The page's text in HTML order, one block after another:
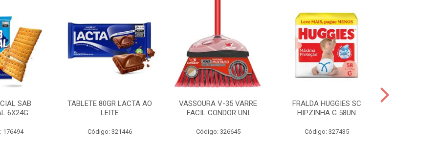
SAB
6X24G
176494
TABLETE 80GR LACTA AO
LEITE
Código: 321446
VASSOURA V-35 VARRE
FACIL CONDOR UNI
Código: 326645
FRALDA HUGGIES SC
HIPZINHA G 58UN
Código: 327435